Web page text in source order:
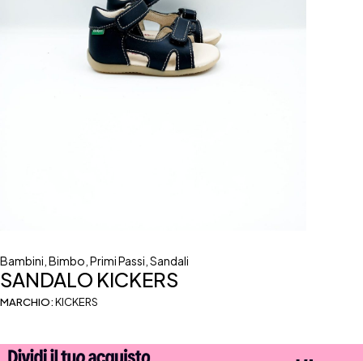
Bambini Bimbo Primi Passi Sandali
SANDALO KICKERS
MARCHIO:KICKERS